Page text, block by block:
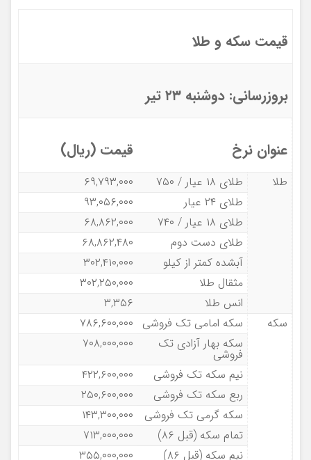
قیمت سکه و طلا
بروزرسانی: دوشنبه ۲۳ تیر
عنوان نرخ قیمت (ریال)
طلا طلای ۱۸ عیار / ۷۵۰
۶۹,۷۹۳,۰۰۰
طلای ۲۴ عیار
۹۳,۰۵۶,۰۰۰
طلای ۱۸ عیار / ۷۴۰
۶۸,۸۶۲,۰۰۰
طلای دست دوم
۶۸,۸۶۲,۴۸۰
آبشده کمتر از کیلو
۳۰۲,۴۱۰,۰۰۰
مثقال طلا
۳۰۲,۲۵۰,۰۰۰
انس طلا
۳,۳۵۶
سکه
سکه امامی تک فروشی ۷۸۶,۶۰۰,۰۰۰
سکه بهار آزادی تک
فروشی
۷۰۸,۰۰۰,۰۰۰
نیم سکه تک فروشی
۴۲۲,۶۰۰,۰۰۰
ربع سکه تک فروشی
۲۵۰,۶۰۰,۰۰۰
سکه گرمی تک فروشی
۱۴۳,۳۰۰,۰۰۰
تمام سکه (قبل ۸۶)
۷۱۳,۰۰۰,۰۰۰
نیم سکه (قبل ۸۶)
۳۵۵,۰۰۰,۰۰۰